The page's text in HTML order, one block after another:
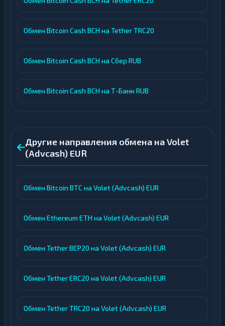
Обмен Bitcoin Cash BCH на Tether TRC20
Обмен Bitcoin Cash BCH на Сбер RUB
Обмен Bitcoin Cash BCH на Т-Банк RUB
Другие направления обмена на Volet
(Advcash) EUR
Обмен Bitcoin BTC на Volet (Advcash) EUR
Обмен Ethereum ETH на Volet (Advcash) EUR
Обмен Tether BEP20 на Volet (Advcash) EUR
Обмен Tether ERC20 на Volet (Advcash) EUR
Обмен Tether TRC20 на Volet (Advcash) EUR